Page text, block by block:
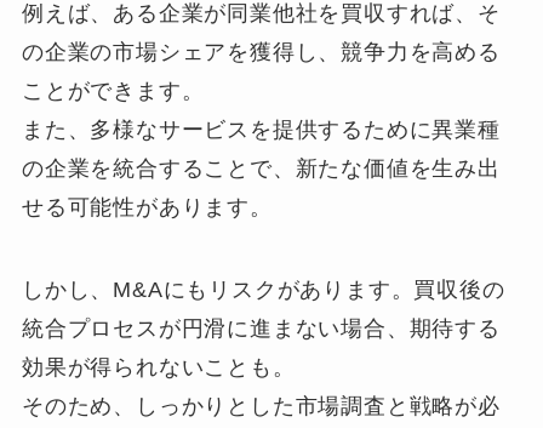
例えば、ある企業が同業他社を買収すれば、そ
の企業の市場シェアを獲得し、競争力を高める
ことができます。
また、多様なサービスを提供するために異業種
の企業を統合することで、新たな価値を生み出
せる可能性があります。
しかし、M&Aにもリスクがあります。買収後の
統合プロセスが円滑に進まない場合、期待する
効果が得られないことも。
そのため、しっかりとした市場調査と戦略が必